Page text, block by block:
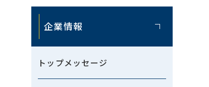
企業情報
トップメッセージ